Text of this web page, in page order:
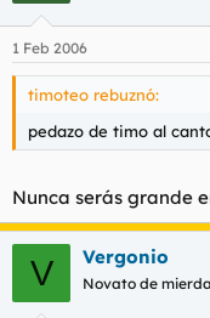
1 Feb 2006
timoteo rebuznó:
pedazo de timo al
Nunca serás grande
V Vergonio
Novato de mierda